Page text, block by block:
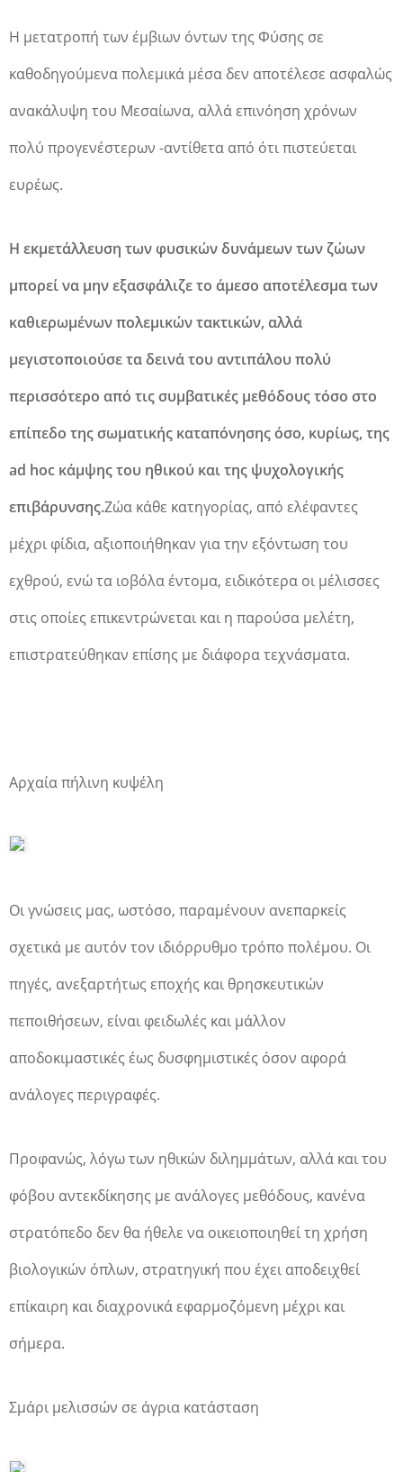
Η μετατροπή των έμβιων όντων της Φύσης σε
καθοδηγούμενα πολεμικά μέσα δεν αποτέλεσε ασφαλώς
ανακάλυψη του Μεσαίωνα, αλλά επινόηση χρόνων
πολύ προγενέστερων -αντίθετα από ότι πιστεύεται
ευρέως.
Η εκμετάλλευση των φυσικών δυνάμεων των ζώων
μπορεί να μην εξασφάλιζε το άμεσο αποτέλεσμα των
καθιερωμένων πολεμικών τακτικών, αλλά
μεγιστοποιούσε τα δεινά του αντιπάλου πολύ
περισσότερο από τις συμβατικές μεθόδους τόσο στο
επίπεδο της σωματικής καταπόνησης όσο, κυρίως, της
ad hoc κάμψης του ηθικού και της ψυχολογικής
επιβάρυνσης.Ζώα κάθε κατηγορίας, από ελέφαντες
μέχρι φίδια, αξιοποιήθηκαν για την εξόντωση του
εχθρού, ενώ τα ιοβόλα έντομα, ειδικότερα οι μέλισσες
στις οποίες επικεντρώνεται και η παρούσα μελέτη,
επιστρατεύθηκαν επίσης με διάφορα τεχνάσματα.
Αρχαία πήλινη κυψέλη
Οι γνώσεις μας, ωστόσο, παραμένουν ανεπαρκείς
σχετικά με αυτόν τον ιδιόρρυθμο τρόπο πολέμου. Οι
πηγές, ανεξαρτήτως εποχής και θρησκευτικών
πεποιθήσεων, είναι φειδωλές και μάλλον
αποδοκιμαστικές έως δυσφημιστικές όσον αφορά
ανάλογες περιγραφές.
Προφανώς, λόγω των ηθικών διλημμάτων, αλλά και του
φόβου αντεκδίκησης με ανάλογες μεθόδους, κανένα
στρατόπεδο δεν θα ήθελε να οικειοποιηθεί τη χρήση
βιολογικών όπλων, στρατηγική που έχει αποδειχθεί
επίκαιρη και διαχρονικά εφαρμοζόμενη μέχρι και
σήμερα.
Σμάρι μελισσών σε άγρια κατάσταση